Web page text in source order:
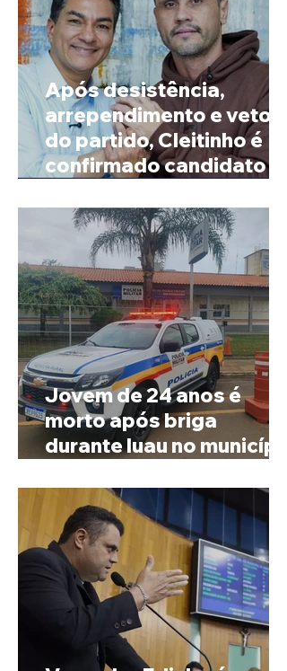
Após desistência,
arrependimento e veto
do partido, Cleitinho é
confirmado candidato ao
Jovem de 24 anos é
morto após briga
durante luau no município